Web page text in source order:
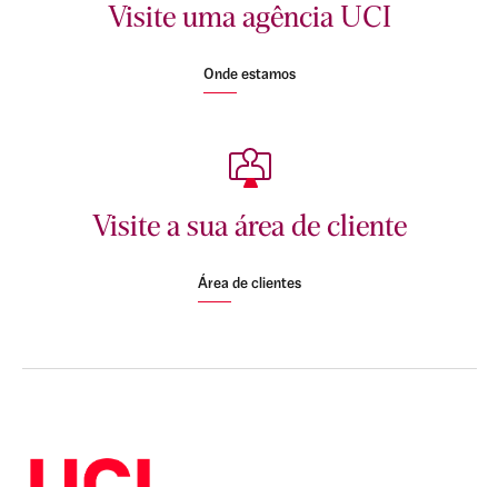
Visite uma agência UCI
Onde estamos
Visite a sua área de cliente
Área de clientes